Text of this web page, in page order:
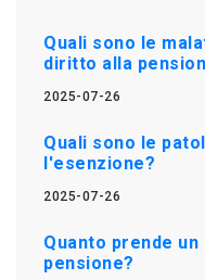
Quali sono le
diritto alla
2025-07-26
Quali sono le
l'esenzione?
2025-07-26
Quanto prende
pensione?